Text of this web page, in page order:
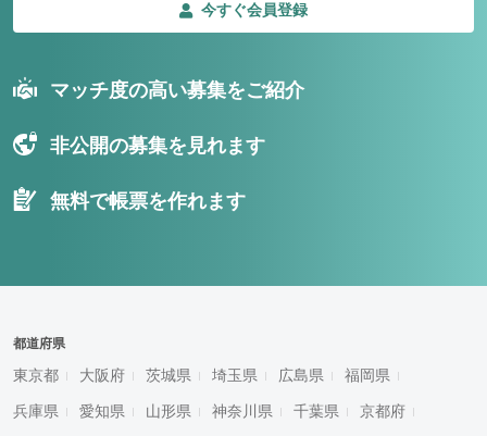
今すぐ会員登録
マッチ度の高い募集をご紹介
非公開の募集を見れます
無料で帳票を作れます
都道府県
東京都 大阪府 茨城県 埼玉県 広島県 福岡県
兵庫県 愛知県 山形県 神奈川県 千葉県 京都府